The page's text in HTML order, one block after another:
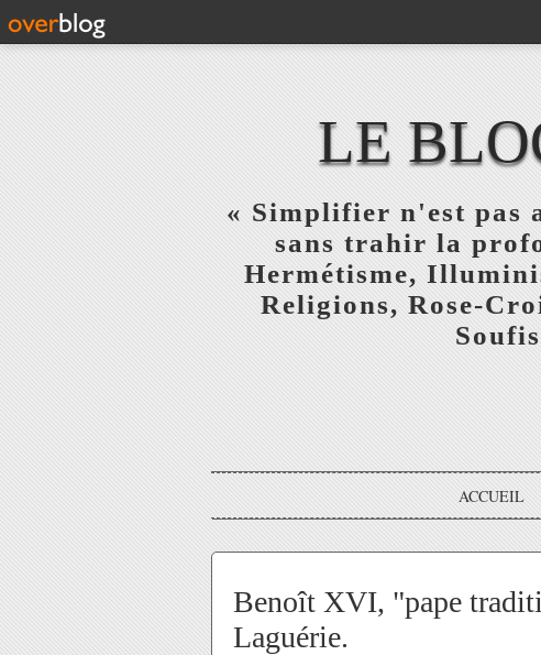
LE
« Simplifier n'est pas
sans trahir la
Hermétisme,
Religions, Rose-
ACCUEIL
Benoît XVI, "pape
Laguérie.